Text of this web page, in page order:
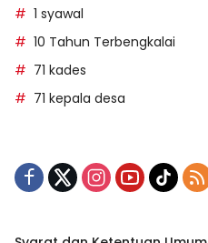
1 syawal
10 Tahun Terbengkalai
71 kades
71 kepala desa